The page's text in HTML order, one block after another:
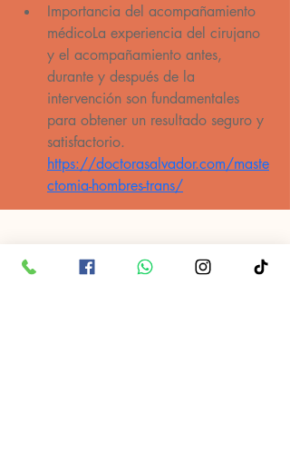
Importancia del acompañamiento
médicoLa experiencia del cirujano
y el acompañamiento antes,
durante y después de la
intervención son fundamentales
para obtener un resultado seguro y
satisfactorio.
https://doctorasalvador.com/maste
ctomia-hombres-trans/